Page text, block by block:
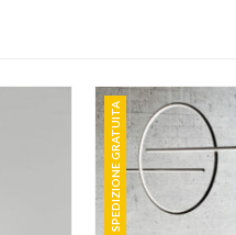
SPEDIZIONE GRATUITA